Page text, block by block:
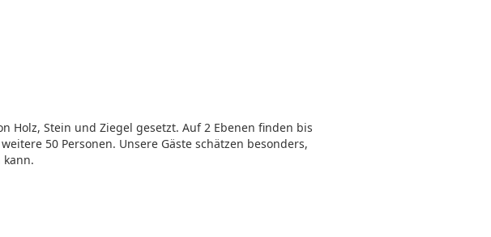
Holz, Stein und Ziegel gesetzt. Auf 2 Ebenen finden bis
50 Personen. Unsere Gäste schätzen besonders,
kann.